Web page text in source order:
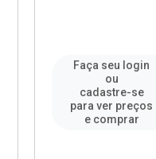
Faça seu login
ou
cadastre-se
para ver preços
e comprar